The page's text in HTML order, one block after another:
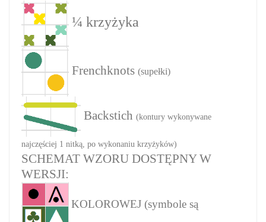
¼ krzyżyka
Frenchknots (supełki)
Backstich (kontury wykonywane
najczęściej 1 nitką, po wykonaniu krzyżyków)
SCHEMAT WZORU DOSTĘPNY W
WERSJI:
KOLOROWEJ (symbole są